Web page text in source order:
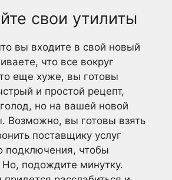
свои утилиты
вы входите в свой новый
что все вокруг
еще хуже, вы готовы
и простой рецепт,
но на вашей новой
Возможно, вы готовы взять
поставщику услуг
подключения, чтобы
подождите минутку.